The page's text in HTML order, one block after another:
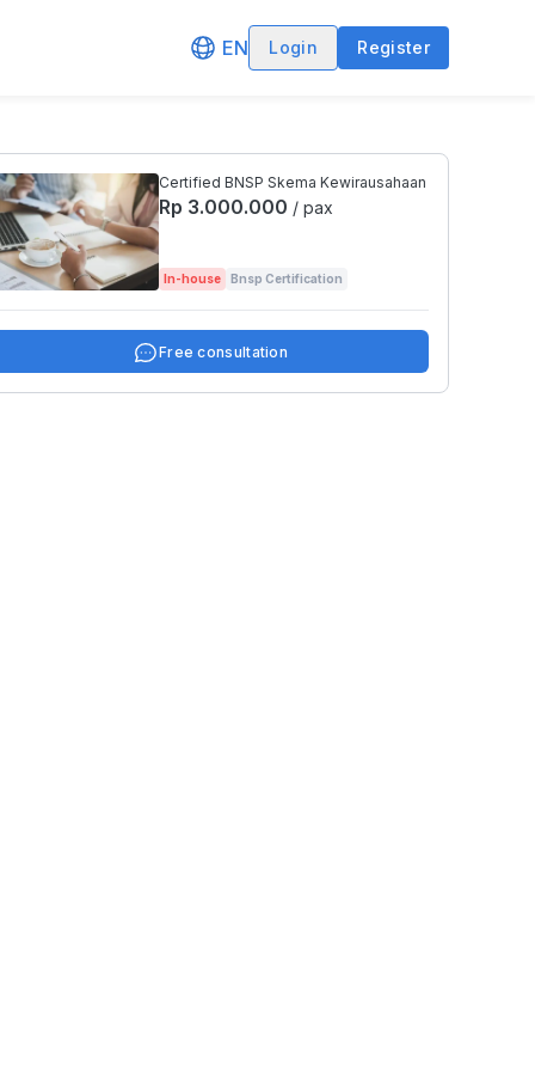
EN Login Register
Certified BNSP Skema Kewirausahaan
Rp 3.000.000 / pax
In-house Bnsp Certification
Free consultation